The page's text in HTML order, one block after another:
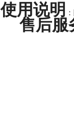
使用说明
售后服